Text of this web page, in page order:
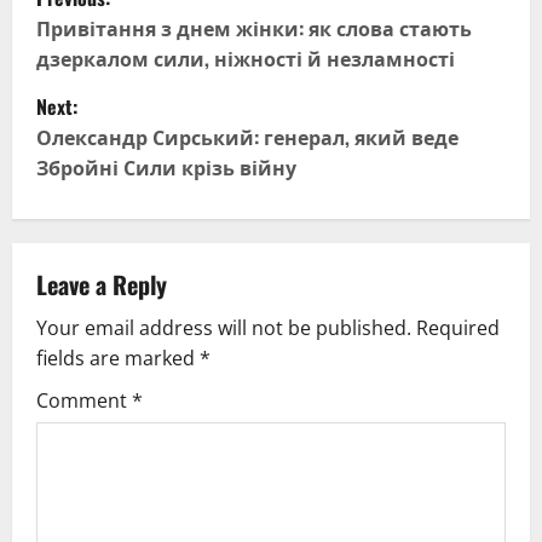
o
s
t
n
v
i
g
Привітання з днем жінки: як слова стають
дзеркалом сили, ніжності й незламності
Next:
Олександр Сирський: генерал, який веде
Збройні Сили крізь війну
Leave a Reply
Your email address will not be published. Required
fields are marked *
Comment*